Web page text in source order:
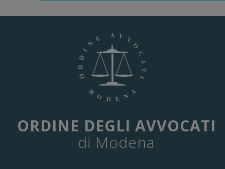
ORDINE DEGLI AVVOCATI
di Modena